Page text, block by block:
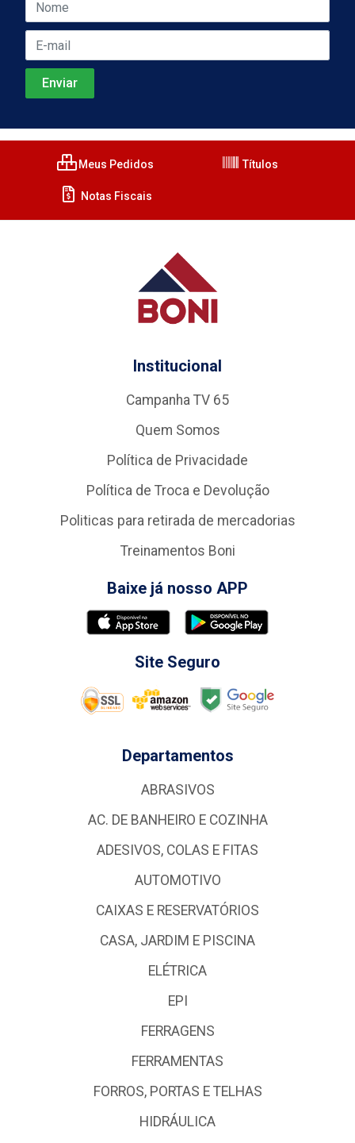
Meus Pedidos Títulos
Notas Fiscais
Institucional
Campanha TV 65
Quem Somos
Política de Privacidade
Política de Troca e Devolução
Politicas para retirada de mercadorias
Treinamentos Boni
Baixe já nosso APP
Site Seguro
Departamentos
ABRASIVOS
AC. DE BANHEIRO E COZINHA
ADESIVOS, COLAS E FITAS
AUTOMOTIVO
CAIXAS E RESERVATÓRIOS
CASA, JARDIM E PISCINA
ELÉTRICA
EPI
FERRAGENS
FERRAMENTAS
FORROS, PORTAS E TELHAS
HIDRÁULICA